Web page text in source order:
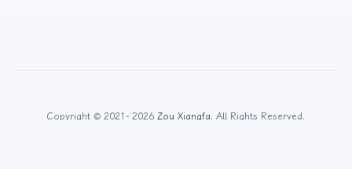
Copyright © 2021- 2026 Zou Xiangfa. All Rights Reserved.